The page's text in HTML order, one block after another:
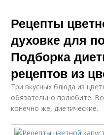
Рецепты
духовке для
Подборка
рецептов из
Три вкусных блюда из
обязательно полюбите.
конечно же, диетические.